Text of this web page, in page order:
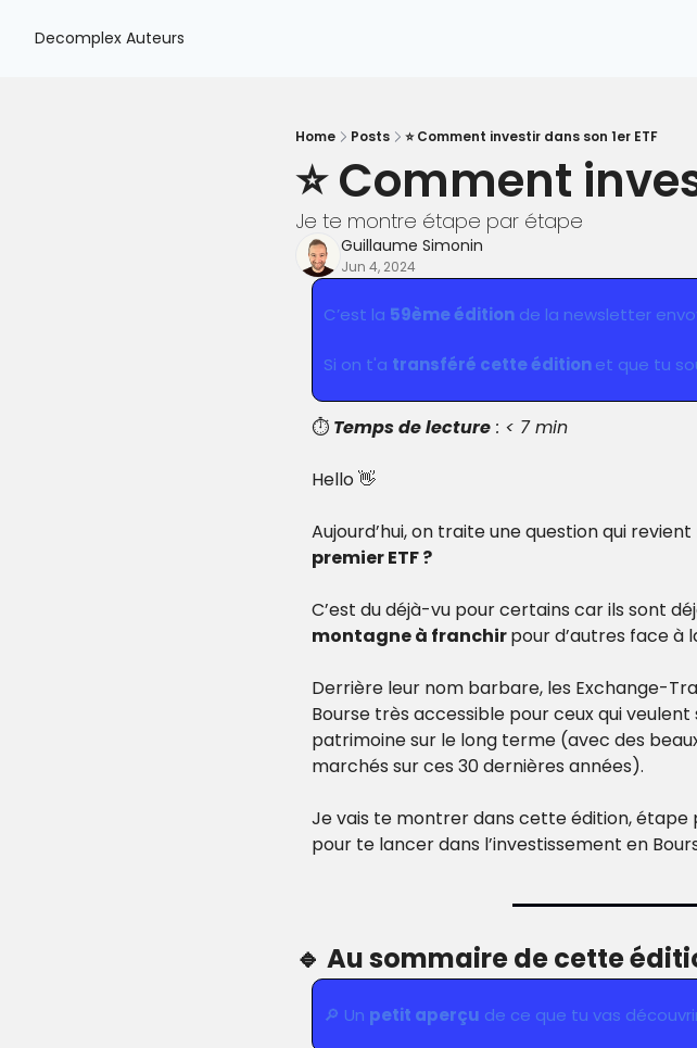
Decomplex Auteurs
Home Posts ⭐️ Comment investir dans son 1er ETF
⭐️ Comment
Je te montre étape par étape
Guillaume Simonin
Jun 4, 2024
C’est la 59ème édition de la newsletter
Si on t'a transféré cette édition et que tu
⏱️ Temps de lecture : < 7 min
Hello 👋
Aujourd’hui, on traite une question qui
premier ETF ?
C’est du déjà-vu pour certains car ils sont
montagne à franchir pour d’autres face à
Derrière leur nom barbare, les Exchange-
Bourse très accessible pour ceux qui
patrimoine sur le long terme (avec des
marchés sur ces 30 dernières années).
Je vais te montrer dans cette édition, étape
pour te lancer dans l’investissement en
🔹 Au sommaire de cette
🔎 Un petit aperçu de ce que tu vas